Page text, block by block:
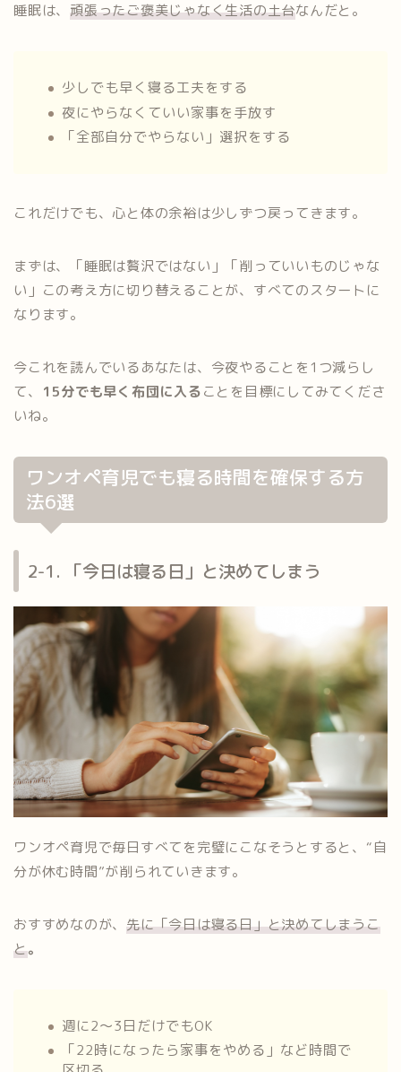
睡眠は、頑張ったご褒美じゃなく生活の土台なんだと。
少しでも早く寝る工夫をする
夜にやらなくていい家事を手放す
「全部自分でやらない」選択をする
これだけでも、心と体の余裕は少しずつ戻ってきます。
まずは、「睡眠は贅沢ではない」「削っていいものじゃな
い」この考え方に切り替えることが、すべてのスタートに
なります。
今これを読んでいるあなたは、今夜やることを1つ減らし
て、
15分でも早く布団に入ることを目標にしてみてくださ
いね。
ワンオペ育児でも寝る時間を確保する方
法6選
2-1. 「今日は寝る日」と決めてしまう
ワンオペ育児で毎日すべてを完璧にこなそうとすると、“自
分が休む時間”が削られていきます。
おすすめなのが、先に「今日は寝る日」と決めてしまうこ
と。
週に2〜3日だけでもOK
「22時になったら家事をやめる」など時間で